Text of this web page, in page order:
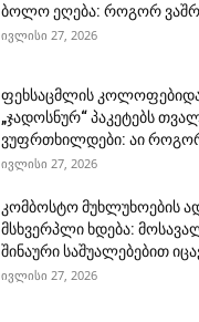
ბოლო ეღება: როგორ
ივლისი 27, 2026
ფეხსაცმლის
„ჯადოსნურ“ პაკეტებს
ვუფრთხილდები: აი როგორ
ივლისი 27, 2026
კომბოსტო მუხლუხოების
მსხვერპლი ხდება:
შინაური საშუალებებით
ივლისი 27, 2026